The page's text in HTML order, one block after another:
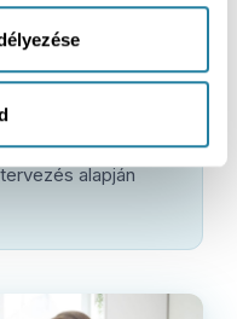
akkor, ha Ön több
feltétlenül teljesen
javaslat
klinikai
alapján